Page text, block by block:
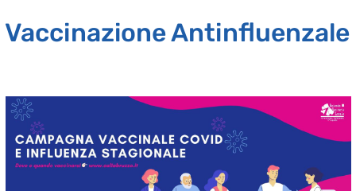
Vaccinazione Antinfluenzale